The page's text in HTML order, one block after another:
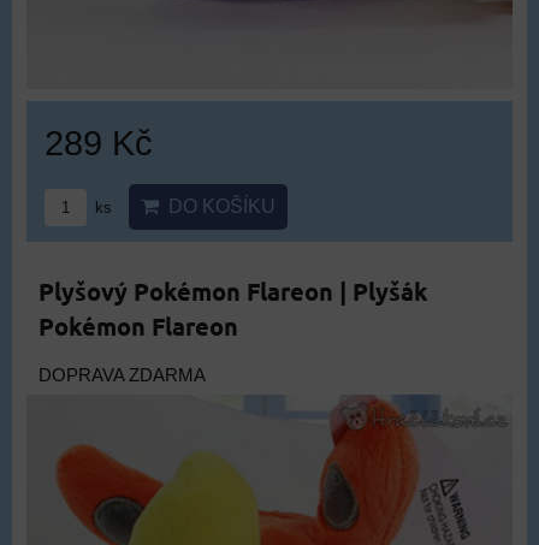
289 Kč
ks DO KOŠÍKU
Plyšový Pokémon Flareon | Plyšák
Pokémon Flareon
DOPRAVA ZDARMA